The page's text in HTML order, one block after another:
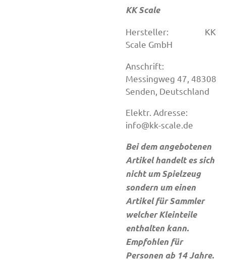
KK Scale
Hersteller: KK
Scale GmbH
Anschrift:
Messingweg 47, 48308
Senden, Deutschland
Elektr. Adresse:
info@kk-scale.de
Bei dem angebotenen
Artikel handelt es sich
nicht um Spielzeug
sondern um einen
Artikel für Sammler
welcher Kleinteile
enthalten kann.
Empfohlen für
Personen ab 14 Jahre.